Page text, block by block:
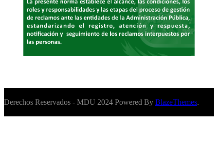
Derechos Reservados - MDU 2024 Powered By BlazeThemes.